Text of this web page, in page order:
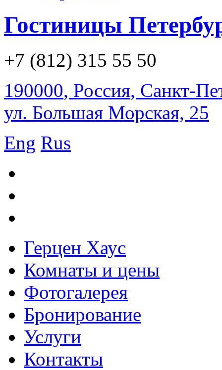
Гостиницы
+7 (812) 315 55 50
190000, Россия, Санкт-
ул. Большая Морская, 25
Eng Rus
Герцен Хаус
Комнаты и цены
Фотогалерея
Бронирование
Услуги
Контакты